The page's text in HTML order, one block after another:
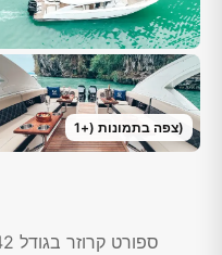
צפה בתמונות (+
1 )